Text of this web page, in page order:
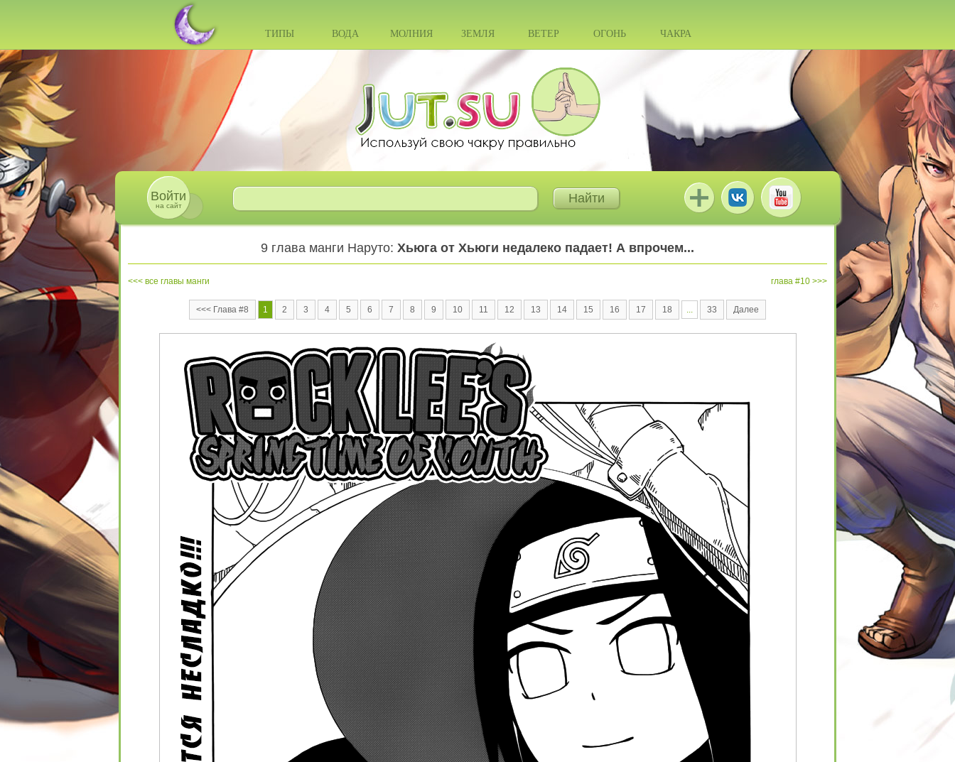
ТИПЫ ВОДА МОЛНИЯ ЗЕМЛЯ ВЕТЕР ОГОНЬ ЧАКРА
Войти
на сайт
9 глава манги Наруто: Хьюга от Хьюги недалеко падает! А впрочем...
все главы манги глава #10
<<< Глава #8 1 2 3 4 5 6 7 8 9 10 11 12 13 14 15 16 17 18 ... 33 Далее